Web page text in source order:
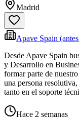
Madrid
Apave Spain
Desde Apave Spain
y Desarrollo en
formar parte de
una persona
tanto en el soporte
Hace 2 semanas